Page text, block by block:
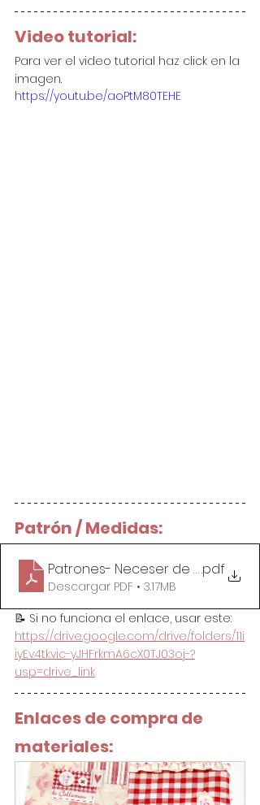
Video tutorial:
Para ver el video tutorial haz click en la
imagen.
https://youtu.be/aoPtM80TEHE
Patrón / Medidas:
Patrones- Neceser de Patchwork
.pdf
Descargar PDF • 3.17MB
📝 Si no funciona el enlace, usar este:
https://drive.google.com/drive/folders/11i
iyEv4tkvic-yJHFrkmA6cX0TJ03oj-?
usp=drive_link
Enlaces de compra de
materiales: